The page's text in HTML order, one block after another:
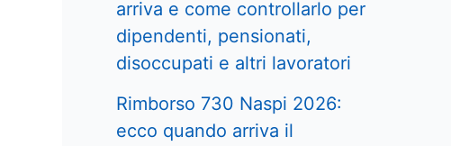
arriva e come controllarlo per
dipendenti, pensionati,
disoccupati e altri lavoratori
Rimborso 730 Naspi 2026:
ecco quando arriva il